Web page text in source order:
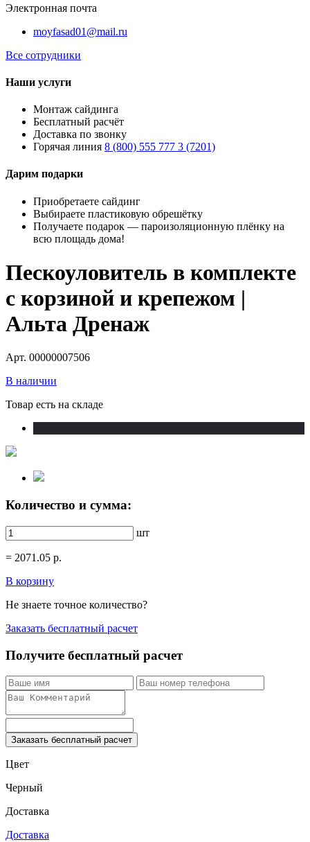
Электронная почта
moyfasad01@mail.ru
Все сотрудники
Наши услуги
Монтаж сайдинга
Бесплатный расчёт
Доставка по звонку
Горячая линия 8 (800) 555 777 3 (7201)
Дарим подарки
Приобретаете сайдинг
Выбираете пластиковую обрешётку
Получаете подарок — пароизоляционную плёнку на
всю площадь дома!
Пескоуловитель в комплекте
с корзиной и крепежом |
Альта Дренаж
Арт. 00000007506
В наличии
Товар есть на складе
Количество и сумма:
шт
= 2071.05 р.
В корзину
Не знаете точное количество?
Заказать бесплатный расчет
Получите бесплатный расчет
Заказать бесплатный расчет
Цвет
Черный
Доставка
Доставка